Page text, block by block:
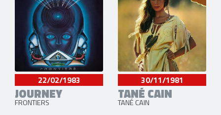
22/02/1983
JOURNEY
FRONTIERS
30/11/1981
TANÉ CAIN
TANÉ CAIN